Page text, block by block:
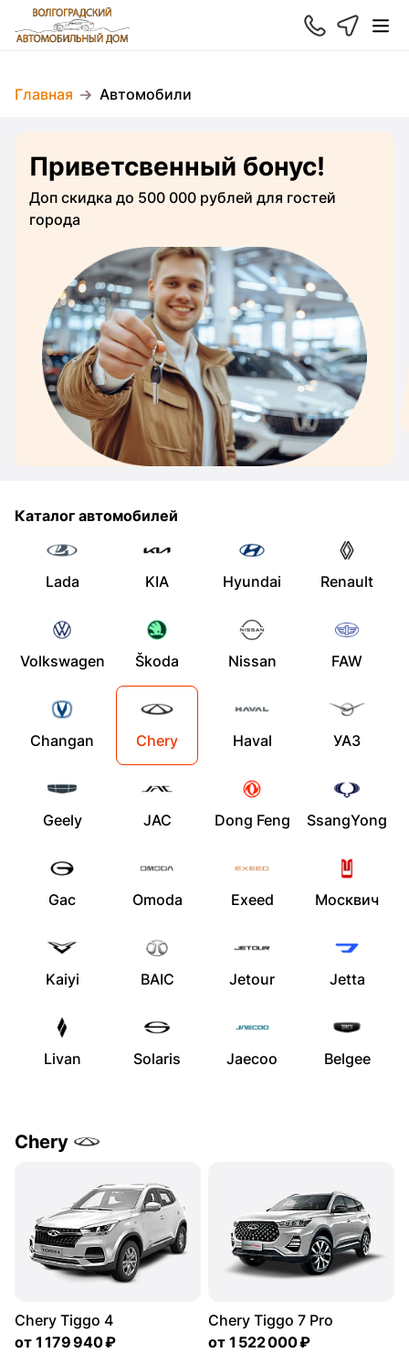
Главная Автомобили
Приветсвенный бонус!
Доп скидка до 500 000 рублей для гостей
города
Каталог автомобилей
Lada KIA Hyundai Renault
Volkswagen Škoda Nissan FAW
Changan Chery Haval УАЗ
Geely JAC Dong Feng SsangYong
Gac Omoda Exeed Москвич
Kaiyi BAIC Jetour Jetta
Livan Solaris Jaecoo Belgee
Chery
Chery Tiggo 4
от 1 179 940 ₽
Chery Tiggo 7 Pro
от 1 522 000 ₽